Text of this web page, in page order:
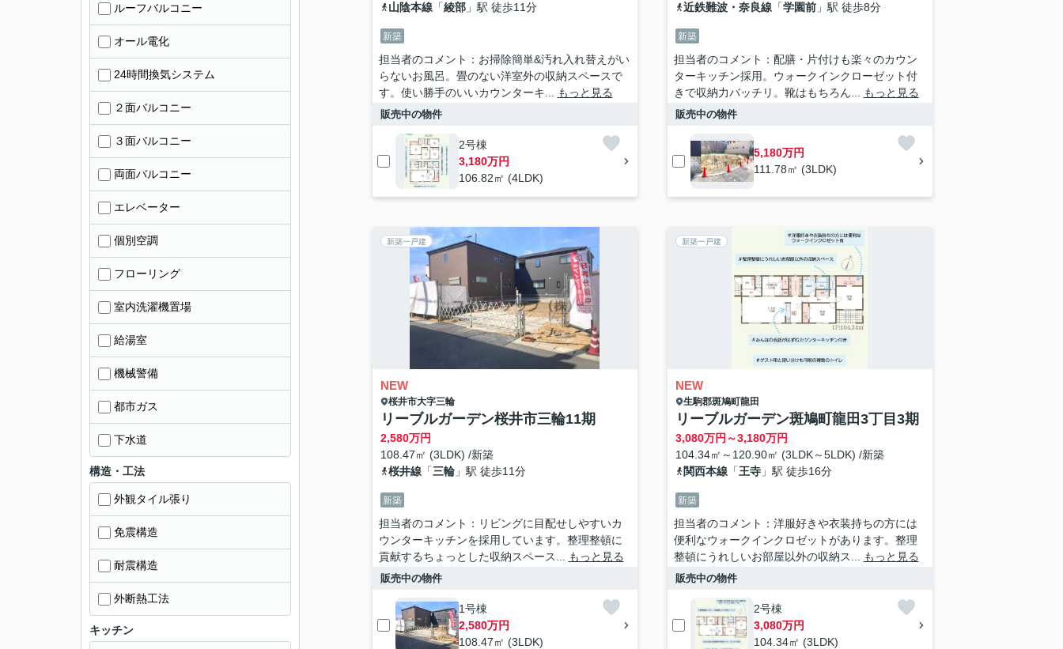
山陰本線「綾部」駅 徒歩11分
新築
担当者のコメント：お掃除簡単&汚れ入れ替えがい
らないお風呂。畳のない洋室外の収納スペースで
す。使い勝手のいいカウンターキ...
もっと見る
販売中の物件
2号棟
3,180万円
106.82㎡ (4LDK)
近鉄難波・奈良線「学園前」駅 徒歩8分
新築
担当者のコメント：配膳・片付けも楽々のカウン
ターキッチン採用。ウォークインクローゼット付
きで収納力バッチリ。靴はもちろん...
もっと見る
販売中の物件
5,180万円
111.78㎡ (3LDK)
新築一戸建
NEW
桜井市大字三輪
リーブルガーデン桜井市三輪11期
2,580万円
108.47㎡ (3LDK) /新築
桜井線「三輪」駅 徒歩11分
新築
担当者のコメント：リビングに目配せしやすいカ
ウンターキッチンを採用しています。整理整頓に
貢献するちょっとした収納スペース...
もっと見る
販売中の物件
1号棟
2,580万円
108.47㎡ (3LDK)
新築一戸建
NEW
生駒郡斑鳩町龍田
リーブルガーデン斑鳩町龍田3丁目3期
3,080万円～3,180万円
104.34㎡～120.90㎡ (3LDK～5LDK) /新築
関西本線「王寺」駅 徒歩16分
新築
担当者のコメント：洋服好きや衣装持ちの方には
便利なウォークインクロゼットがあります。整理
整頓にうれしいお部屋以外の収納ス...
もっと見る
販売中の物件
2号棟
3,080万円
104.34㎡ (3LDK)
ルーフバルコニー
オール電化
24時間換気システム
２面バルコニー
３面バルコニー
両面バルコニー
エレベーター
個別空調
フローリング
室内洗濯機置場
給湯室
機械警備
都市ガス
下水道
構造・工法
外観タイル張り
免震構造
耐震構造
外断熱工法
キッチン